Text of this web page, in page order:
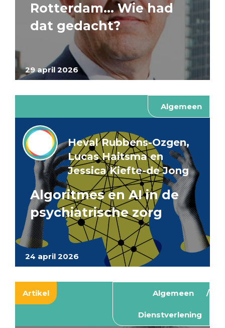
29 april 2026
Rotterdam… Wie had
dat gedacht?
Algemeen
24 april 2026
Heval Rubbens-Ozgen,
Lucas Haitsma en
Jessica Kiefte-de Jong
Algoritmes en AI in de
psychiatrische zorg
Artikel Algemeen
Dienstverlening